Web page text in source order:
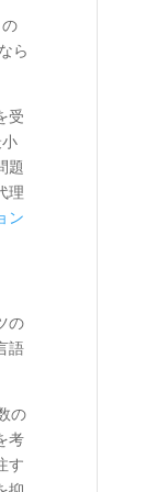
ら
受
題
理
ン
の
語
の
考
す